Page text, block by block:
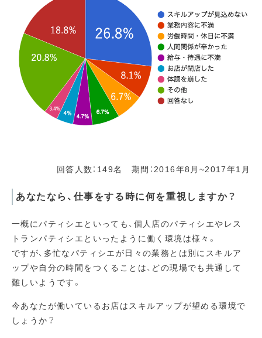
回答人数：149名 期間：2016年8月~2017年1月
あなたなら、仕事をする時に何を重視しますか？
一概にパティシエといっても、個人店のパティシエやレス
トランパティシエといったように働く環境は様々。
ですが、多忙なパティシエが日々の業務とは別にスキルア
ップや自分の時間をつくることは、どの現場でも共通して
難しいようです。
今あなたが働いているお店はスキルアップが望める環境で
しょうか？